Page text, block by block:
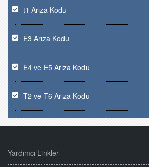
t1 Arıza Kodu
E3 Arıza Kodu
E4 ve E5 Arıza Kodu
T2 ve T6 Arıza Kodu
Yardımcı Linkler